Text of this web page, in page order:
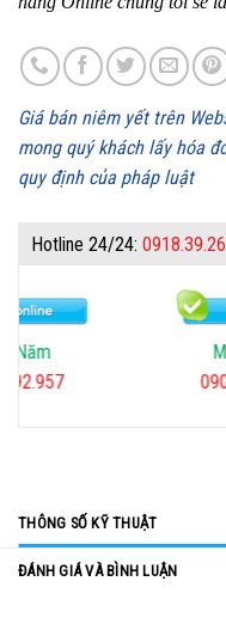
Giá bán niêm yết trên
mong quý khách lấy hóa
quy định của pháp luật
Hotline 24/24:
Tăng
THÔNG SỐ KỸ THUẬT
ĐÁNH GIÁ VÀ BÌNH LUẬN